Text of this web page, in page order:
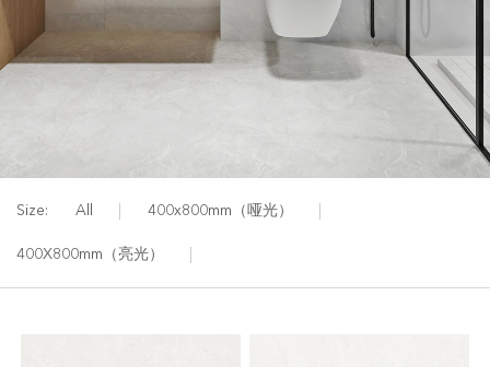
Size: All 400x800mm（哑光）
400X800mm（亮光）